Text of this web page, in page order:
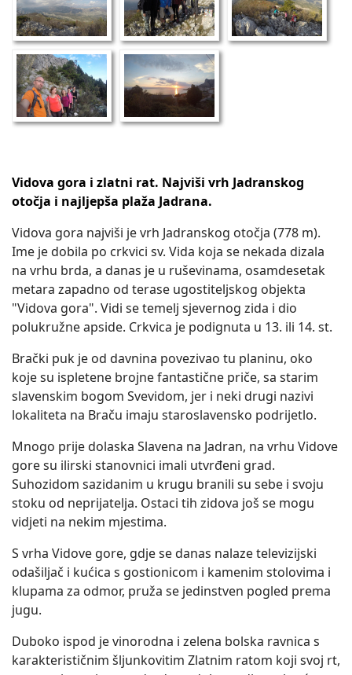
Vidova gora i zlatni rat. Najviši vrh Jadranskog
otočja i najljepša plaža Jadrana.
Vidova gora najviši je vrh Jadranskog otočja (778 m).
Ime je dobila po crkvici sv. Vida koja se nekada dizala
na vrhu brda, a danas je u ruševinama, osamdesetak
metara zapadno od terase ugostiteljskog objekta
"Vidova gora". Vidi se temelj sjevernog zida i dio
polukružne apside. Crkvica je podignuta u 13. ili 14. st.
Brački puk je od davnina povezivao tu planinu, oko
koje su ispletene brojne fantastične priče, sa starim
slavenskim bogom Svevidom, jer i neki drugi nazivi
lokaliteta na Braču imaju staroslavensko podrijetlo.
Mnogo prije dolaska Slavena na Jadran, na vrhu Vidove
gore su ilirski stanovnici imali utvrđeni grad.
Suhozidom sazidanim u krugu branili su sebe i svoju
stoku od neprijatelja. Ostaci tih zidova još se mogu
vidjeti na nekim mjestima.
S vrha Vidove gore, gdje se danas nalaze televizijski
odašiljač i kućica s gostionicom i kamenim stolovima i
klupama za odmor, pruža se jedinstven pogled prema
jugu.
Duboko ispod je vinorodna i zelena bolska ravnica s
karakterističnim šljunkovitim Zlatnim ratom koji svoj rt,